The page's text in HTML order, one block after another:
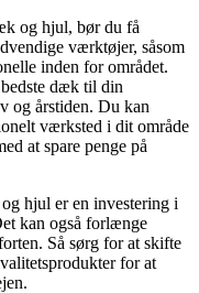
og hjul, bør du få
værktøjer, såsom
inden for området.
dæk til din
og årstiden. Du kan
værksted i dit område
at spare penge på
hjul er en investering i
kan også forlænge
Så sørg for at skifte
for at